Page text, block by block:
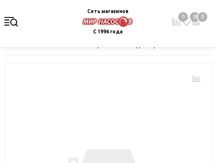
Сеть магазинов
С 1996 года
0 0 0